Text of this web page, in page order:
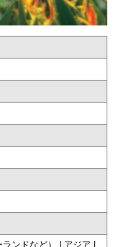
ンドなど） | アジア |